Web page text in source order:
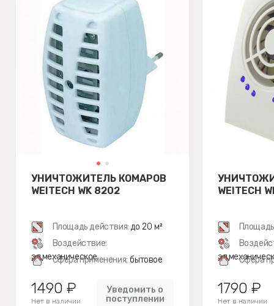
УНИЧТОЖИТЕЛЬ КОМАРОВ
WEITECH WK 8202
Площадь действия: до 20 м²
Воздействие:
эл.механическое
Сфера применения: бытовое
1490 ₽
Нет в наличии
Уведомить о
поступлении
WEITECH
Сфера
1790 ₽
Нет в наличии